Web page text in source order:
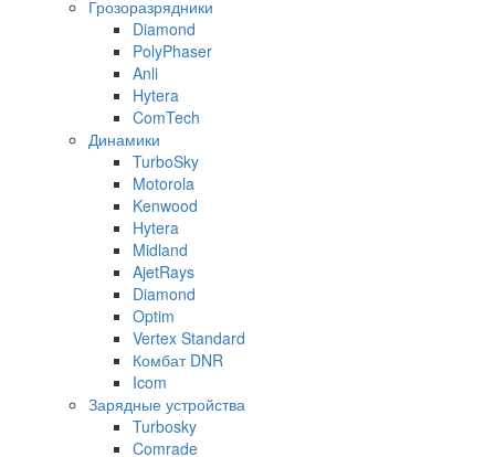
Грозоразрядники
Diamond
PolyPhaser
Anli
Hytera
ComTech
Динамики
TurboSky
Motorola
Kenwood
Hytera
Midland
AjetRays
Diamond
Optim
Vertex Standard
Комбат DNR
Icom
Зарядные устройства
Turbosky
Comrade